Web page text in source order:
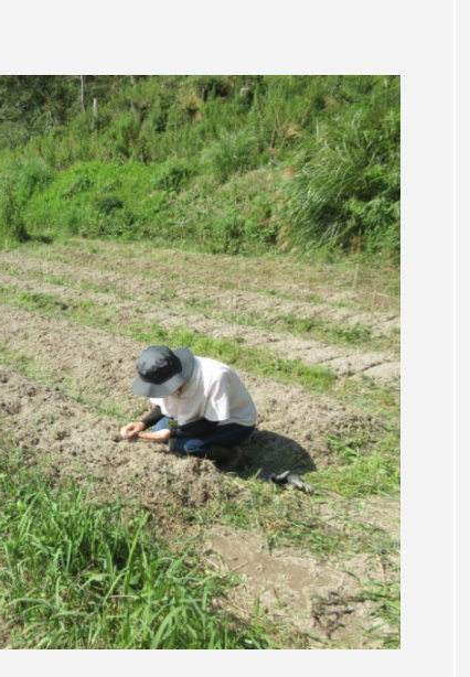
ゆりのき台中学校 ゆりのき台小学校
くし情報！ わたなべあや わらべうたベビーマッサー
クエア アナ・レナス アニバーサリースクラップ
ィス アメリカ アメリカ・イギリス製作 ア
ンデ アリス館 アル・パチーノ アンプラグド
ス・キリスト イギリス イギリス映画 イギ
イラク インタビュー インド映画 イ・レ
アム・シェイクスピア ウインド・アンサンブル・コスモス
エディントンへようこそ エミリア・ペレス エ
ァニング エレノアってグレイト。 エンターテイ
ル オーケストラ カタール カナダ映画